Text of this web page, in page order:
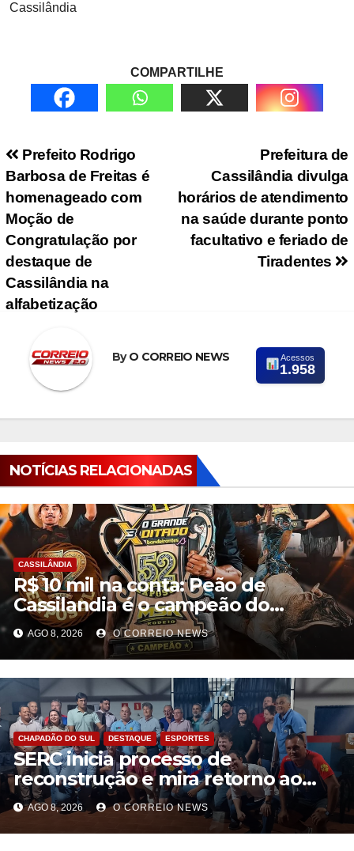
Cassilândia
COMPARTILHE
Navegação de Post
Prefeitura de
Cassilândia divulga
horários de atendimento
na saúde durante ponto
facultativo e feriado de
Tiradentes
Prefeito Rodrigo
Barbosa de Freitas é
homenageado com
Moção de
Congratulação por
destaque de
Cassilândia na
alfabetização
ByO CORREIO NEWS Acessos
1.958
NOTÍCIAS RELACIONADAS
CASSILÂNDIA
R$ 10 mil na conta: Peão de
Cassilandia é o campeão do
desafio “O Grande Ditado
Bandeirantes” em Rondonópolis
AGO 8, 2026 O CORREIO NEWS
CHAPADÃO DO SUL DESTAQUE ESPORTES
SERC inicia processo de
reconstrução e mira retorno ao
futebol profissional em Chapadão
do Sul
AGO 8, 2026 O CORREIO NEWS